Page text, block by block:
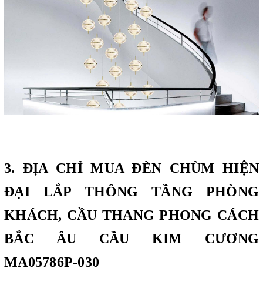
3. ĐỊA CHỈ MUA ĐÈN CHÙM HIỆN
ĐẠI LẮP THÔNG TẦNG PHÒNG
KHÁCH, CẦU THANG PHONG CÁCH
BẮC ÂU CẦU KIM CƯƠNG
MA05786P-030